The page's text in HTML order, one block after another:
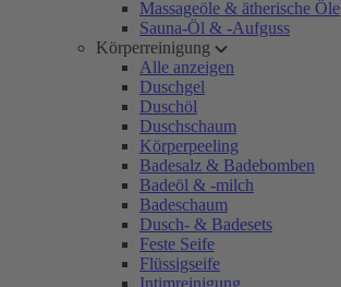
Massageöle & ätherische Öle
Sauna-Öl & -Aufguss
Körperreinigung
Alle anzeigen
Duschgel
Duschöl
Duschschaum
Körperpeeling
Badesalz & Badebomben
Badeöl & -milch
Badeschaum
Dusch- & Badesets
Feste Seife
Flüssigseife
Intimreinigung